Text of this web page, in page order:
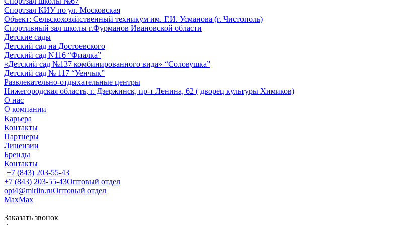
Спортзал КИУ по ул. Московская
Объект: Сельскохозяйственный техникум им. Г.И. Усманова (г. Чистополь)
Спортивный зал школы г.Фурманов Ивановской области
Детские сады
Детский сад на Достоевского
Детский сад N116 “Фиалка”
«Детский сад №137 комбинированного вида» “Соловушка”
Детский сад № 117 “Уенчык”
Развлекательно-отдыхательные центры
Нижегородская область, г. Дзержинск, пр-т Ленина, 62 ( дворец культуры Химиков)
О нас
О компании
Карьера
Контакты
Партнеры
Лицензии
Бренды
Контакты
+7 (843) 203-55-43
+7 (843) 203-55-43Оптовый отдел
opt4@mirlin.ruОптовый отдел
MaxMax
Заказать звонок